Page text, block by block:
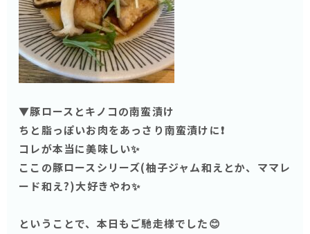
▼豚ロースとキノコの南蛮漬け
ちと脂っぽいお肉をあっさり南蛮漬けに❗️
コレが本当に美味しい✨
ここの豚ロースシリーズ(柚子ジャム和えとか、ママレ
ード和え?)大好きやわ✨
ということで、本日もご馳走様でした😊